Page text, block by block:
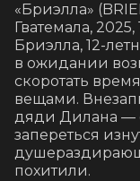
«Бриэлла»
Гватемала, 2025,
Бриэлла, 12-
в ожидании
скоротать
вещами.
дяди Дилана —
запереться
похитили.